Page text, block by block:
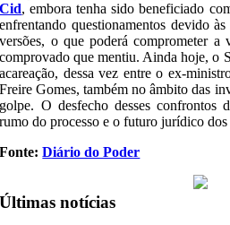
Cid, embora tenha sido beneficiado
enfrentando questionamentos devido
versões, o que poderá comprometer a
comprovado que mentiu. Ainda hoje, o
acareação, dessa vez entre o ex-
Freire Gomes, também no âmbito das
golpe. O desfecho desses confrontos
rumo do processo e o futuro jurídico
Fonte:Diário do Poder
Últimas notícias